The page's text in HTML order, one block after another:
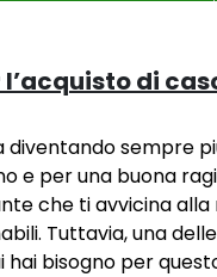
di
diventando sempre
e per una buona
che ti avvicina alla
Tuttavia, una
bisogno per